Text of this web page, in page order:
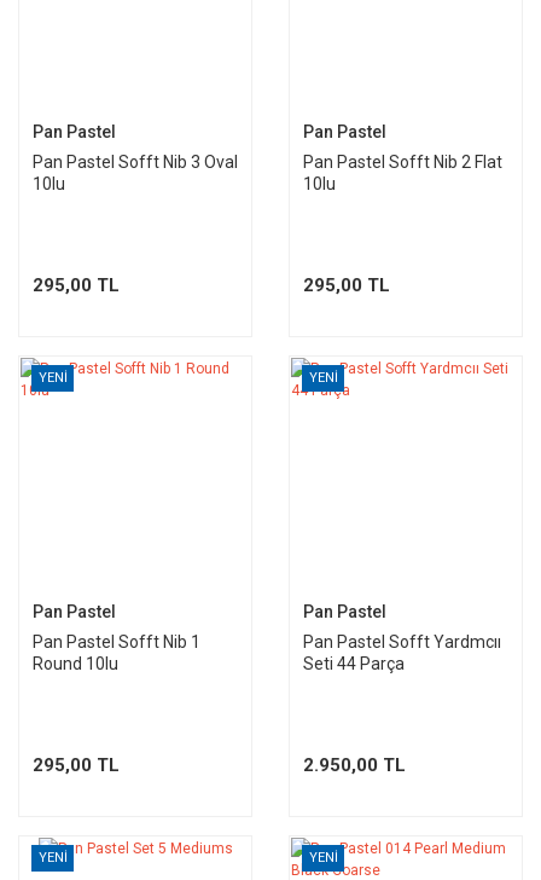
Pan Pastel
Pan Pastel Sofft Nib 3 Oval
10lu
295,00 TL
Pan Pastel
Pan Pastel Sofft Nib 2 Flat
10lu
295,00 TL
YENİ
Pan Pastel
Pan Pastel Sofft Nib 1
Round 10lu
295,00 TL
YENİ
Pan Pastel
Pan Pastel Sofft Yardmcıı
Seti 44 Parça
2.950,00 TL
YENİ YENİ